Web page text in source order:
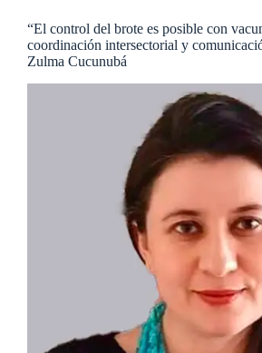
“El control del brote es posible con
coordinación intersectorial y
Zulma Cucunubá